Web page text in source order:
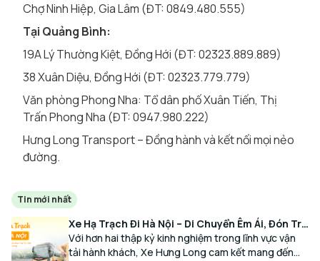
Chợ Ninh Hiệp, Gia Lâm (ĐT: 0849.480.555)
Tại Quảng Bình:
19A Lý Thường Kiệt, Đồng Hới (ĐT: 02323.889.889)
38 Xuân Diệu, Đồng Hới (ĐT: 02323.779.779)
Văn phòng Phong Nha: Tổ dân phố Xuân Tiến, Thị
Trấn Phong Nha (ĐT: 0947.980.222)
Hưng Long Transport – Đồng hành và kết nối mọi nẻo
đường.
Tin mới nhất
Xe Hạ Trạch Đi Hà Nội – Di Chuyển Êm Ái, Đón Trả
Tận Nơi Cùng Xe Hưng Long
Với hơn hai thập kỷ kinh nghiệm trong lĩnh vực vận
tải hành khách, Xe Hưng Long cam kết mang đến